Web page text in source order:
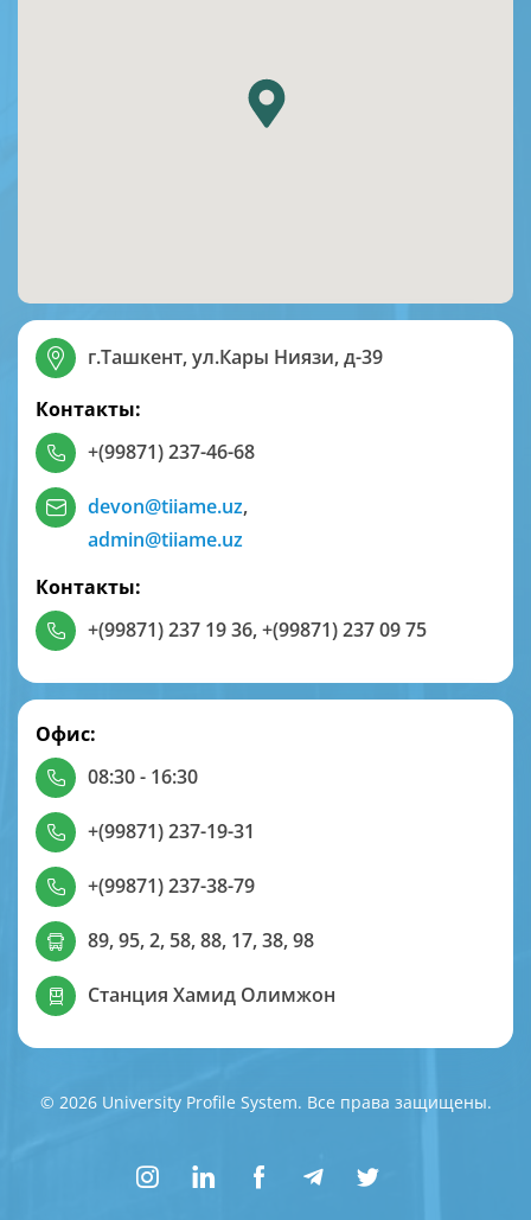
г.Ташкент, ул.Кары Ниязи, д-39
Контакты:
+(99871) 237-46-68
devon@tiiame.uz,
admin@tiiame.uz
Контакты:
+(99871) 237 19 36,+(99871) 237 09 75
Офис:
08:30 - 16:30
+(99871) 237-19-31
+(99871) 237-38-79
89, 95, 2, 58, 88, 17, 38, 98
Станция Хамид Олимжон
© 2026 University Profile System. Все права защищены.